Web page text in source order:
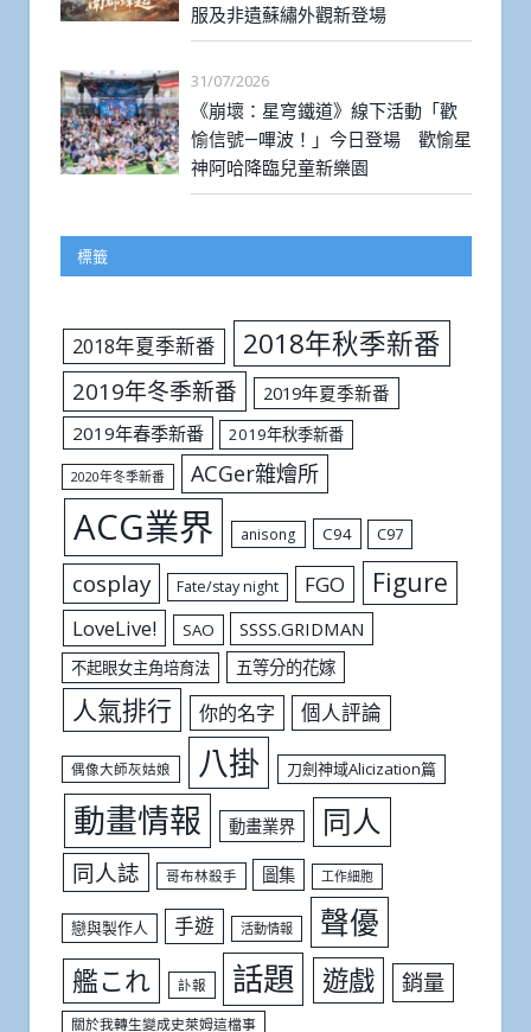
服及非遺蘇繡外觀新登場
31/07/2026
《崩壞：星穹鐵道》線下活動「歡
愉信號—嗶波！」今日登場 歡愉星
神阿哈降臨兒童新樂園
標籤
2018年夏季新番 2018年秋季新番
2019年冬季新番
2019年夏季新番
2019年春季新番
2019年秋季新番
2020年冬季新番 ACGer雜燴所
ACG業界 anisong C94 C97
cosplay Fate/stay night FGO Figure
LoveLive! SAO SSSS.GRIDMAN
不起眼女主角培育法 五等分的花嫁
人氣排行 你的名字 個人評論
偶像大師灰姑娘 八掛 刀劍神域Alicization篇
動畫情報 動畫業界 同人
同人誌 哥布林殺手 圖集 工作細胞
戀與製作人 手遊 活動情報 聲優
艦これ 訃報 話題 遊戲 銷量
關於我轉生變成史萊姆這檔事